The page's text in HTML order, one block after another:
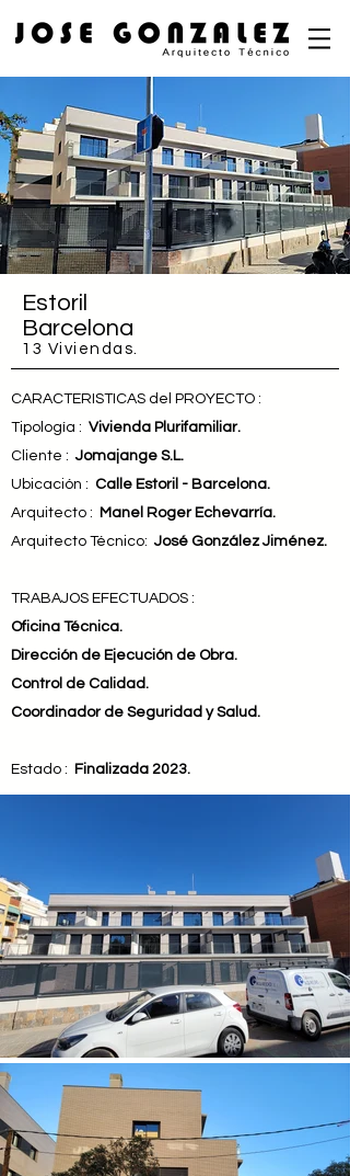
Estoril
Barcelona
13 Viviendas.
CARACTERISTICAS del PROYECTO :
Tipología : Vivienda Plurifamiliar.
Cliente : Jomajange S.L.
Ubicación : Calle Estoril - Barcelona.
Arquitecto :
Manel Roger Echevarría.
Arquitecto Técnico: José González Jiménez.
TRABAJOS EFECTUADOS :
Oficina Técnica.
Dirección de Ejecución de Obra.
Control de Calidad.
Coordinador de Seguridad y Salud.
Estado : Finalizada 2023.